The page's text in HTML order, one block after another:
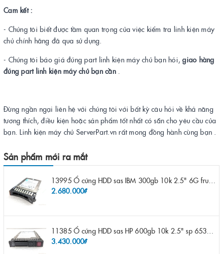
Cam kết :
- Chúng tôi biết được tầm quan trọng của việc kiểm tra linh kiện máy
chủ chính hãng đã qua sử dụng.
- Chúng tôi báo giá đúng part linh kiện máy chủ bạn hỏi,giao hàng
đúng part linh kiện máy chủ bạn cần.
Đừng ngần ngại liên hệ với chúng tôi với bất kỳ câu hỏi về khả năng
tương thích, điều kiện hoặc sản phẩm tốt nhất có sẵn cho yêu cầu của
bạn. Linh kiện máy chủ ServerPart.vn rất mong đồng hành cùng bạn .
Sản phẩm mới ra mắt
13995 Ổ cứng HDD sas IBM 300gb 10k 2.5" 6G fru 44W2265 opt 44W2264 pn 44W2268 ST9300503SS
2.680.000₫
11385 Ổ cứng HDD sas HP 600gb 10k 2.5" sp 653957-001 pn 619286-003 pn 641552-003 pn 689287-003 652583-B21
3.430.000₫